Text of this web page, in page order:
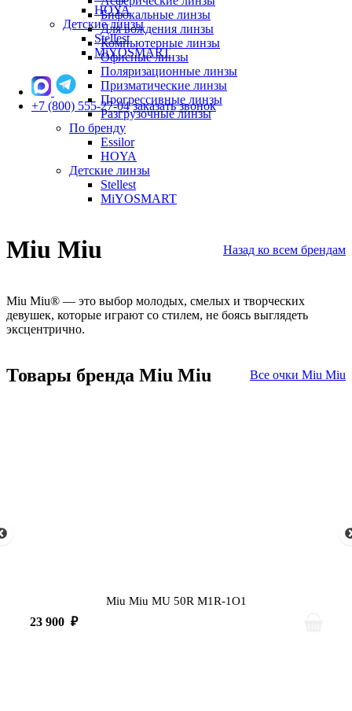
Бифокальные линзы
Для вождения линзы
Компьютерные линзы
Офисные линзы
Поляризационные линзы
Призматические линзы
Прогрессивные линзы
Разгрузочные линзы
По бренду
Essilor
HOYA
Детские линзы
Stellest
MiYOSMART
HOYA
Детские линзы
Stellest
MiYOSMART
+7 (800) 555-27-04 заказать звонок
Miu Miu Назад ко всем брендам
Miu Miu® — это выбор молодых, смелых и творческих
девушек, которые играют со стилем, не боясь выглядеть
эксцентрично.
Товары бренда Miu Miu Все очки Miu Miu
Miu Miu MU 50R M1R-1O1
23 900 ₽